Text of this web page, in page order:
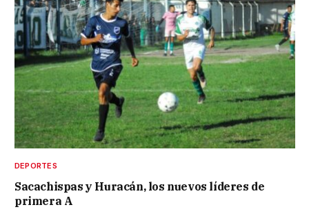
DEPORTES
Sacachispas y Huracán, los nuevos líderes de
primera A